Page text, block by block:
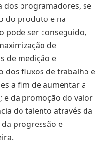
dos programadores, se
do produto e na
pode ser conseguido,
de
de medição e
dos fluxos de trabalho e
a fim de aumentar a
e da promoção do valor
do talento através da
progressão e